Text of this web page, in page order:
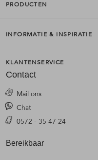
PRODUCTEN
INFORMATIE & INSPIRATIE
KLANTENSERVICE
Contact
Mail ons
Chat
0572 - 35 47 24
Bereikbaar